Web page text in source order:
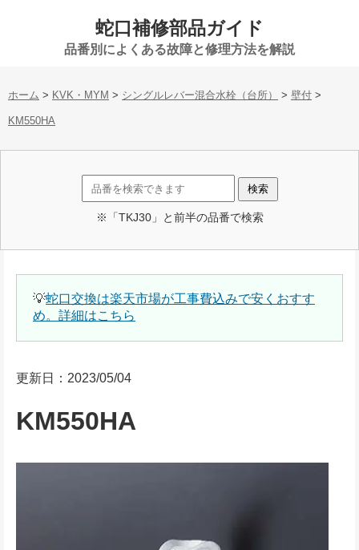
蛇口補修部品ガイド
品番別によくある故障と修理方法を解説
ホーム > KVK・MYM > シングルレバー混合水栓（台所） > 壁付 >
KM550HA
※「TKJ30」と前半の品番で検索
💡蛇口交換は楽天市場が工事費込みで安くおすす
め。詳細はこちら
更新日：2023/05/04
KM550HA